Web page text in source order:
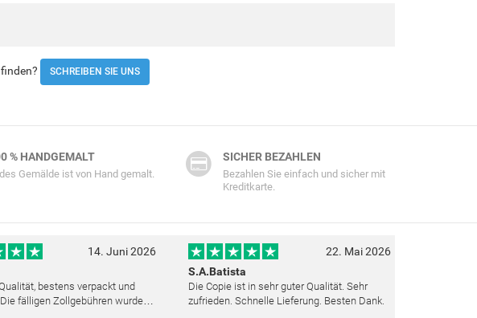
SCHREIBEN SIE UNS
% HANDGEMALT
Gemälde ist von Hand gemalt.
SICHER BEZAHLEN
Bezahlen Sie einfach und sicher mit
Kreditkarte.
14. Juni 2026
bestens verpackt und
fälligen Zollgebühren wurden
22. Mai 2026
S.A.Batista
Die Copie ist in sehr guter Qualität. Sehr
zufrieden. Schnelle Lieferung. Besten Dank.